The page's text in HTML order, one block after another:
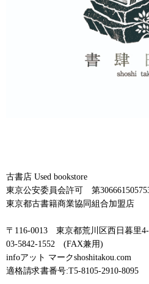
古書店 Used bookstore
東京公安委員会許可 第
東京都古書籍商業協同組合加盟店
〒116-0013 東京都荒川区西日暮里
03-5842-1552 (FAX兼用)
infoアット マークshoshitakou.com
適格請求書番号:T5-8105-2910-8095